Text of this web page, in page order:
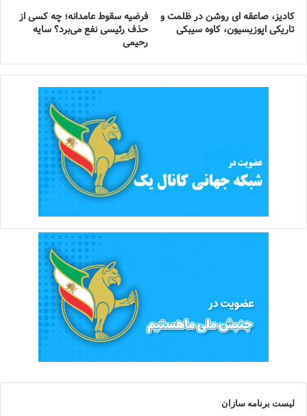
کادیز، صاعقه ای روشن در ظلمت و
تاریکی اپوزیسیون، کاوه سیبکی
فرضیه سقوط عامدانه؛ چه کسی از
حذف رئیسی نفع می‌برد؟ سایه
رحیمی
لیست برنامه سازان